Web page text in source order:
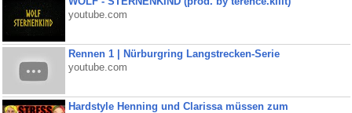
youtube.com
Rennen 1 | Nürburgring Langstrecken-Serie
youtube.com
Hardstyle Henning und Clarissa müssen zum